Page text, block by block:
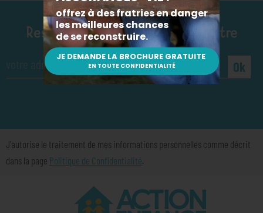
Restez informé·e et recevez notre
newsletter :
Ok
J'autorise le traitement de mes informations personnelles comme décrit
dans la page Politique de Confidentialité.